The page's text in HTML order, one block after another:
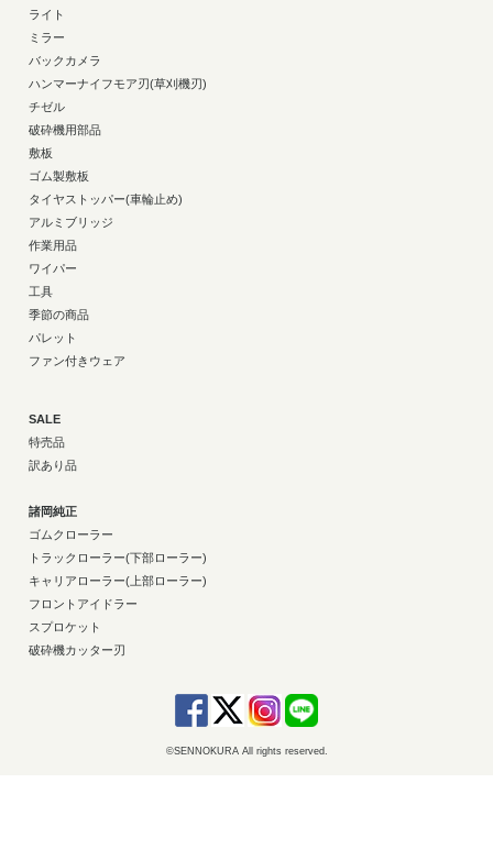
ライト
ミラー
バックカメラ
ハンマーナイフモア刃(草刈機刃)
チゼル
破砕機用部品
敷板
ゴム製敷板
タイヤストッパー(車輪止め)
アルミブリッジ
作業用品
ワイパー
工具
季節の商品
パレット
ファン付きウェア
SALE
特売品
訳あり品
諸岡純正
ゴムクローラー
トラックローラー(下部ローラー)
キャリアローラー(上部ローラー)
フロントアイドラー
スプロケット
破砕機カッター刃
©SENNOKURA All rights reserved.